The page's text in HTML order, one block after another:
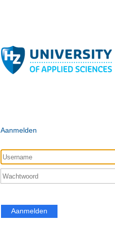
Aanmelden
Aanmelden